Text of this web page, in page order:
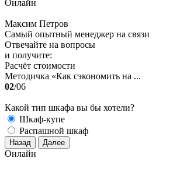
Онлайн
Максим Петров
Самый опытный менеджер на связи
Отвечайте на вопросы
и получите:
Расчёт стоимости
Методичка «Как сэкономить на ...
02/06
Какой тип шкафа вы бы хотели?
Шкаф-купе
Распашной шкаф
Назад Далее
Онлайн